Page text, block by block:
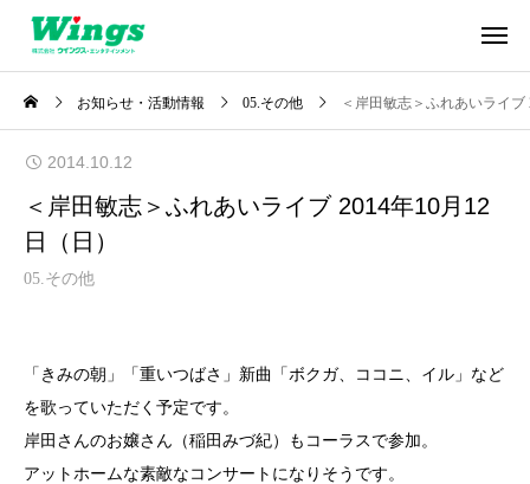
お知らせ・活動情報 05.その他 ＜岸田敏志＞ふれあいライブ
2014.10.12
＜岸田敏志＞ふれあいライブ 2014年10月12
日（日）
05.その他
「きみの朝」「重いつばさ」新曲「ボクガ、ココニ、イル」など
を歌っていただく予定です。
岸田さんのお嬢さん（稲田みづ紀）もコーラスで参加。
アットホームな素敵なコンサートになりそうです。